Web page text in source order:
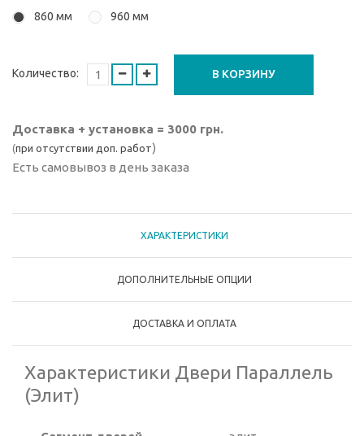
860 мм
960 мм
Количество: В КОРЗИНУ
Доставка + установка = 3000 грн.
(при отсутствии доп. работ)
Есть самовывоз в день заказа
ХАРАКТЕРИСТИКИ
ДОПОЛНИТЕЛЬНЫЕ ОПЦИИ
ДОСТАВКА И ОПЛАТА
Характеристики Двери Параллель
(Элит)